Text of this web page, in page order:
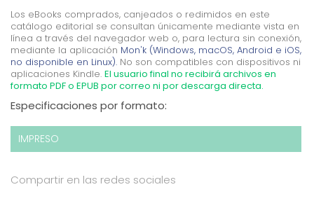
Los eBooks comprados, canjeados o redimidos en este
catálogo editorial se consultan únicamente mediante vista en
línea a través del navegador web o, para lectura sin conexión,
mediante la aplicación Mon'k (Windows, macOS, Android e iOS,
no disponible en Linux). No son compatibles con dispositivos ni
aplicaciones Kindle. El usuario final no recibirá archivos en
formato PDF o EPUB por correo ni por descarga directa.
Especificaciones por formato:
IMPRESO
Compartir en las redes sociales